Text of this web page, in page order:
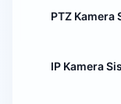
PTZ Kamera
IP Kamera